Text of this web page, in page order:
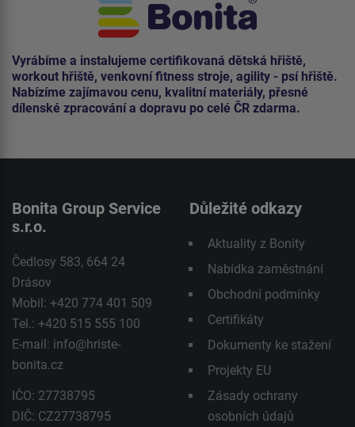
Vyrábíme a instalujeme certifikovaná dětská hřiště,
workout hřiště, venkovní fitness stroje, agility - psí hřiště.
Nabízíme zajímavou cenu, kvalitní materiály, přesné
dílenské zpracování a dopravu po celé ČR zdarma.
Bonita Group Service
s.r.o.
Čedlosy 583, 664 24
Drásov
Mobil: +420 774 401 509
Tel.: +420 515 555 100
E-mail: info@hriste-
bonita.cz
IČO: 27738795
DIČ: CZ27738795
Důležité odkazy
Aktuality z Bonity
Nabídka zaměstnání
Obchodní podmínky
Certifikáty
Dokumenty ke stažení
Projekty EU
Zásady ochrany
osobních údajů